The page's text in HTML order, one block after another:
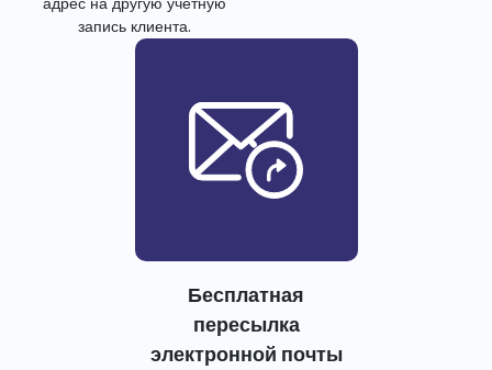
запись клиента.
Бесплатная
пересылка
электронной почты